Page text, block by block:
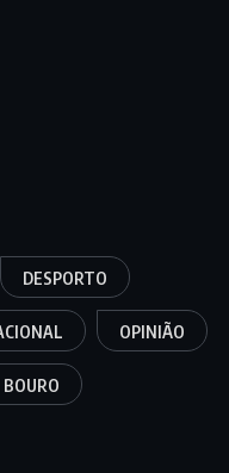
DESPORTO
OPINIÃO